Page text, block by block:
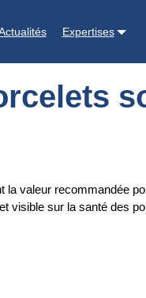
Expertises
valeur recommandée
visible sur la santé des